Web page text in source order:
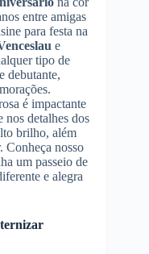
entre amigas
para festa na
e
tipo de
debutante,
é impactante
detalhes dos
brilho, além
Conheça nosso
um passeio de
e alegra